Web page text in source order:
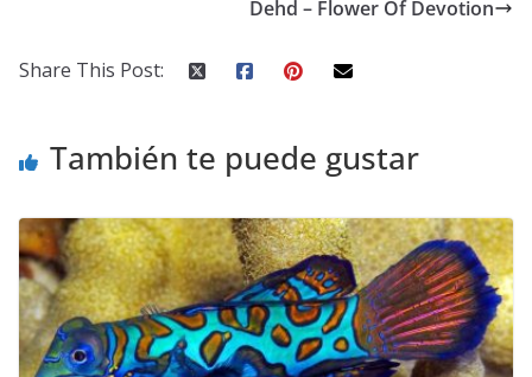
Dehd – Flower Of Devotion
Share This Post:
También te puede gustar